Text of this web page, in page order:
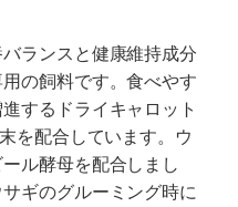
ランスと健康維持成分
の飼料です。食べやす
するドライキャロット
を配合しています。ウ
ル酵母を配合しまし
ギのグルーミング時に